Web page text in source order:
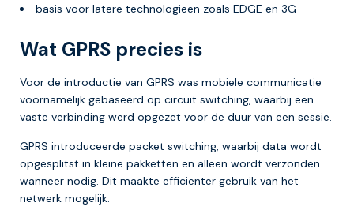
basis voor latere technologieën zoals EDGE en 3G
Wat GPRS precies is
Voor de introductie van GPRS was mobiele communicatie
voornamelijk gebaseerd op circuit switching, waarbij een
vaste verbinding werd opgezet voor de duur van een sessie.
GPRS introduceerde packet switching, waarbij data wordt
opgesplitst in kleine pakketten en alleen wordt verzonden
wanneer nodig. Dit maakte efficiënter gebruik van het
netwerk mogelijk.